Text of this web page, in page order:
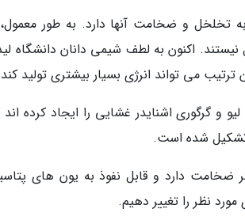
به تخلخل و ضخامت آنها دارد. به طور
اکنون به لطف شیمی دانان دانشگاه
می تواند انرژی بسیار بیشتری تولید
و گرگوری اشنایدر غشایی را ایجاد کرده
تشکیل شده است.
ضخامت دارد و قابل نفوذ به یون های
نظر را تغییر دهیم.